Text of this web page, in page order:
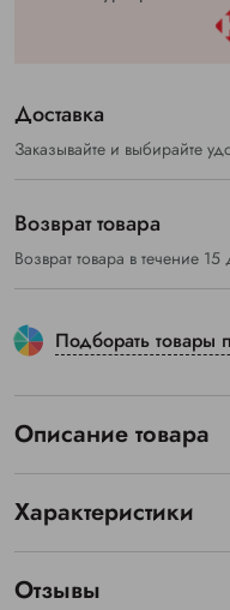
Доставка
Заказывайте и выбирайте
Возврат товара
Возврат товара в течение
Подборать товары
Описание товара
Характеристики
Отзывы